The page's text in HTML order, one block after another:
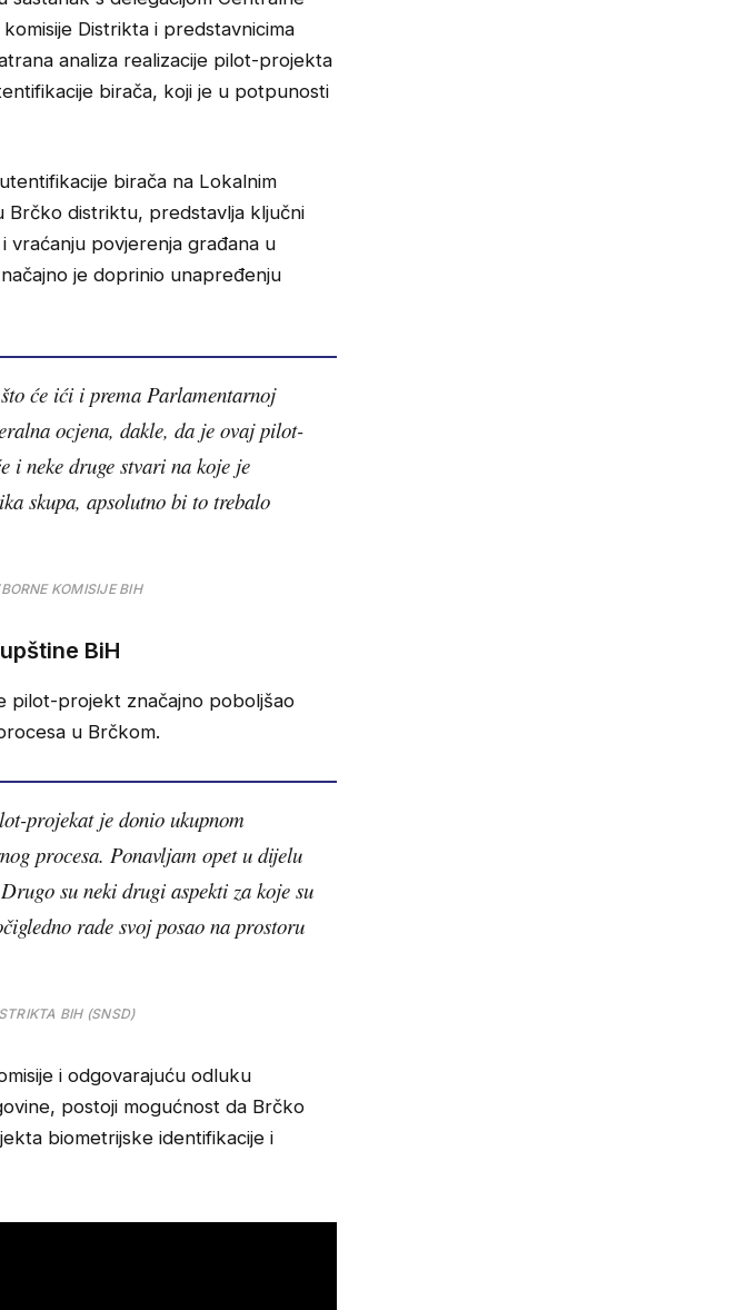
Distrikta i predstavnicima
analiza realizacije pilot-projekta
birača, koji je u potpunosti
birača na Lokalnim
Brčko distriktu, predstavlja ključni
vraćanju povjerenja građana u
je doprinio unapređenju
će ići i prema Parlamentarnoj
ocjena, dakle, da je ovaj pilot-
i neke druge stvari na koje je
skupa, apsolutno bi to trebalo
KOMISIJE BIH
BiH
pilot-projekt značajno poboljšao
u Brčkom.
projekat je donio ukupnom
procesa. Ponavljam opet u dijelu
su neki drugi aspekti za koje su
rade svoj posao na prostoru
BIH (SNSD)
i odgovarajuću odluku
postoji mogućnost da Brčko
biometrijske identifikacije i